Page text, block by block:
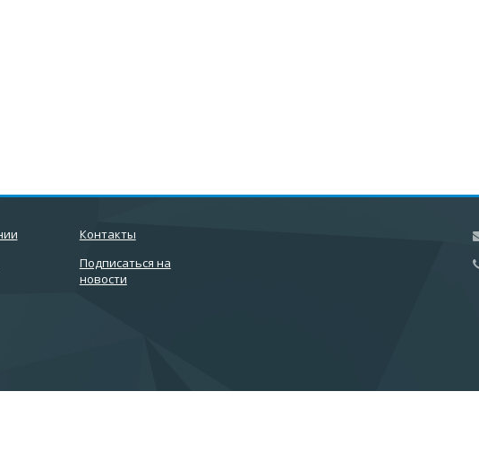
Контакты
Подписаться на
новости